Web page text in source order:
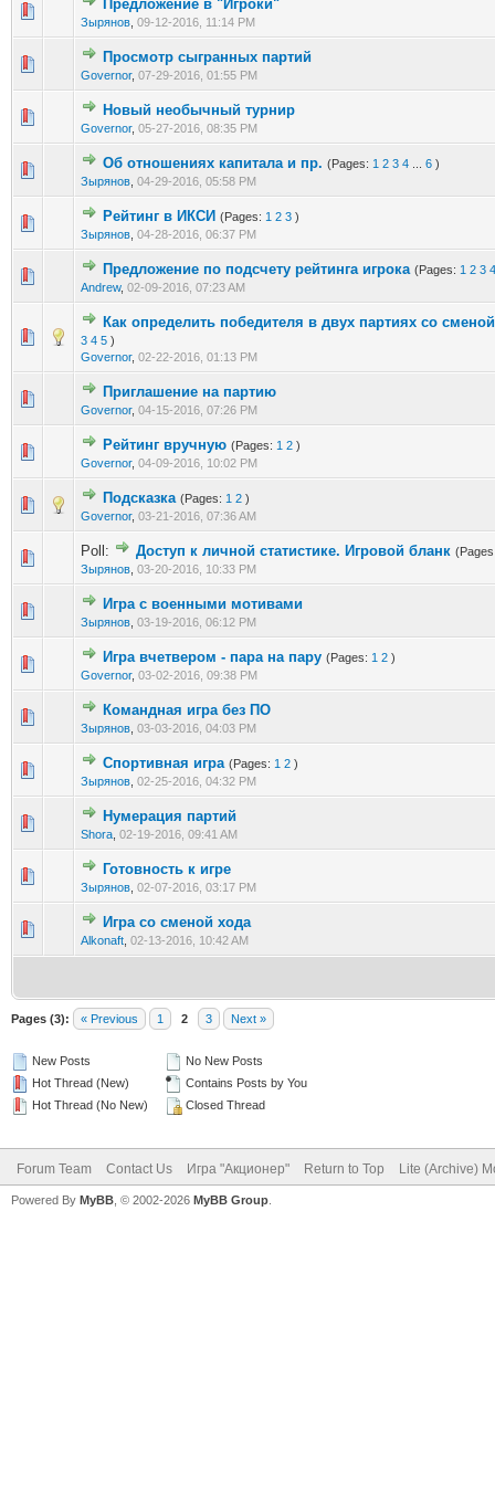
Предложение в "Игроки"
Зырянов 09-12-2016, 11:14 PM
0 Vote(s) - 0 out of 5 in Average
1234
Просмотр сыгранных партий
Governor, 07-29-2016, 01:55 PM
0 Vote(s) - 0 out of 5 in Average
12345
Новый необычный турнир
Governor, 05-27-2016, 08:35 PM
0 Vote(s) - 0 out of 5 in Average
1 2345
Об отношениях капитала и пр. (Pages: 1 2 3 4 6 )
Зырянов 04-29-2016, 05:58 PM
0 Vote(s) - 0 out of 5 in Average
12345
Рейтинг в ИКСИ (Pages: 1 2 3 )
Зырянов 04-28-2016, 06:37 PM
0 Vote(s) - 0 out of 5 in Average
123 4 5
Предложение по подсчету рейтинга игрока (Pages: 1 2 3 4
Andrew, 02-09-2016, 07:23 AM
0 Vote(s) - 0 out of 5 in Average
12345
Как определить победителя в двух партиях со
3 4 5 )
Governor, 02-22-2016, 01:13 PM
Приглашение на партию
Governor, 04-15-2016, 07:26 PM
0 Vote(s) - 0 out of 5 in Average
12 345
Рейтинг вручную (Pages: 1 2 )
Governor, 04-09-2016, 10:02 PM
0 Vote(s) - 0 out of 5 in Average
1234 5
Подсказка (Pages: 1 2 )
Governor, 03-21-2016, 07:36 AM
0 Vote(s) - 0 out of 5 in Average
12
Poll: Доступ к личной статистике. Игровой бланк
Зырянов 03-20-2016, 10:33 PM
0 Vote(s) - 0 out of 5 in Average
12 345
Игра с военными мотивами
Зырянов 03-19-2016, 06:12 PM
0 Vote(s) - 0 out of 5 in Average
12 345
Игра вчетвером - пара на пару (Pages: 1 2 )
Governor, 03-02-2016, 09:38 PM
0 Vote(s) - 0 out of 5 in Average
123 45
Командная игра без ПО
Зырянов 03-03-2016, 04:03 PM
0 Vote(s) - 0 out of 5 in Average
1 2 34
Спортивная игра (Pages: 1 2 )
Зырянов 02-25-2016, 04:32 PM
0 Vote(s) - 0 out of 5 in Average
1234 5
Нумерация партий
Shora 02-19-2016, 09:41 AM
0 Vote(s) - 0 out of 5 in Average
Готовность к игре
Зырянов 02-07-2016, 03:17 PM
0 Vote(s) - 0 out of 5 in Average
Игра со сменой хода
Alkonaft 02-13-2016, 10:42 AM
0 Vote(s) - 0 out of 5 in Average
12
Pages (3): « Previous 1 2 3 Next »
New Posts
Hot Thread (New)
Hot Thread (No New)
No New Posts
Contains Posts by You
Closed Thread
Forum Team Contact Us Игра "Акционер" Return to Top Lite (Archive)
Powered By MyBB , © 2002-2026 MyBB Group